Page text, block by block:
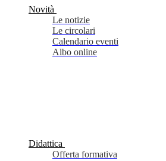
Novità
Le notizie
Le circolari
Calendario eventi
Albo online
Didattica
Offerta formativa